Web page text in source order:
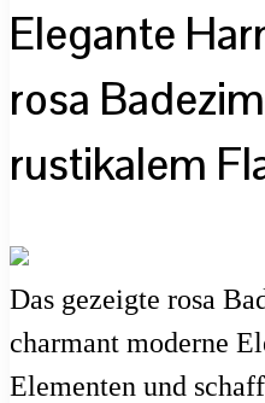
Elegante
rosa
rustikalem
Das gezeigte rosa
charmant moderne
Elementen und